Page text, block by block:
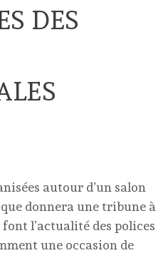
DES
autour d’un salon
donnera une tribune à
l’actualité des polices
une occasion de